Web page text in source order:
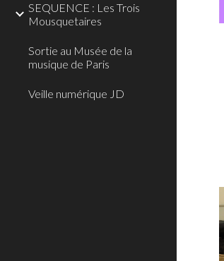
SEQUENCE : Les Trois
Mousquetaires
Sortie au Musée de la
musique de Paris
Veille numérique JD